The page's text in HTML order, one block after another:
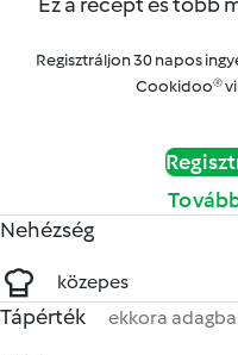
Regisztráljon 30 napos
Cookidoo®
Nehézség
közepes
Tápérték ekkora